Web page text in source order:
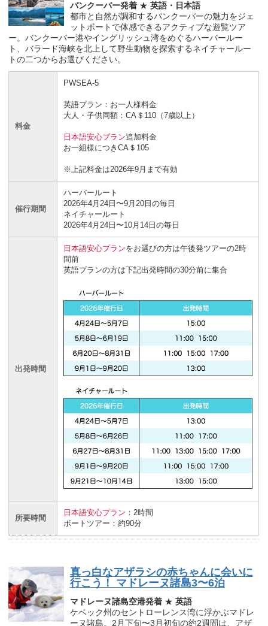
バンクーバー発着★ 英語・日本語
都市と自然が調和するバンクーバーの魅力をジェ
ットボートで体感できるアクティブな遊覧ツア
ー。バンクーバー港やイングリッシュ湾をめぐるハーバールー
ト、バラード海峡を北上して野生動物を探索するネイチャールー
トの二つからお選びください。
料金
PWSEA-5
英語プラン：お一人様料金
大人・子供同額：CA＄110（7歳以上）
日本語安心プラン追加料金
お一組様につきCA＄105
※上記料金は2026年9月まで有効
催行期間
ハーバールート
2026年4月24日〜9月20日の毎日
ネイチャールート
2026年4月24日〜10月14日の毎日
出発時間
日本語安心プランをお選びの方は午後発ツアーの2時
間前
英語プランの方は下記出発時間の30分前に集合
所要時間
日本語安心プラン ：2時間
ボートツアー：約90分
真っ白なアザラシの赤ちゃんに会いに
行こう！ マドレーヌ諸島3〜6泊
マドレーヌ諸島空港発着★ 英語
ケベック州のセントローレンス湾に浮かぶマドレ
ーヌ諸島。2月下旬〜3月初旬の約2週間は、アザ